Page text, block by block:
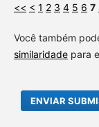
<< < 1 2 3 4 5 6 7
Você também
similaridadepara
ENVIAR